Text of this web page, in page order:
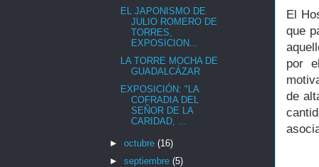
El
que
por
de
EL JAPONISMO DE
JULIO ROMERO DE
TORRES,
EXPOSICION...
LA TORRE MOCHA DE
GUADALCÁZAR
EXPOSICIÓN: "LA
COFRADIA DEL
SEÑOR DE LA
CARIDAD, ...
► octubre (16)
► septiembre (5)